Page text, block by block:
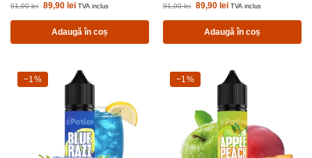
91,00lei 89,90 lei TVA inclus
Adaugă în coș
91,00lei 89,90 lei TVA inclus
Adaugă în coș
-1%
−1% -1%
−1%